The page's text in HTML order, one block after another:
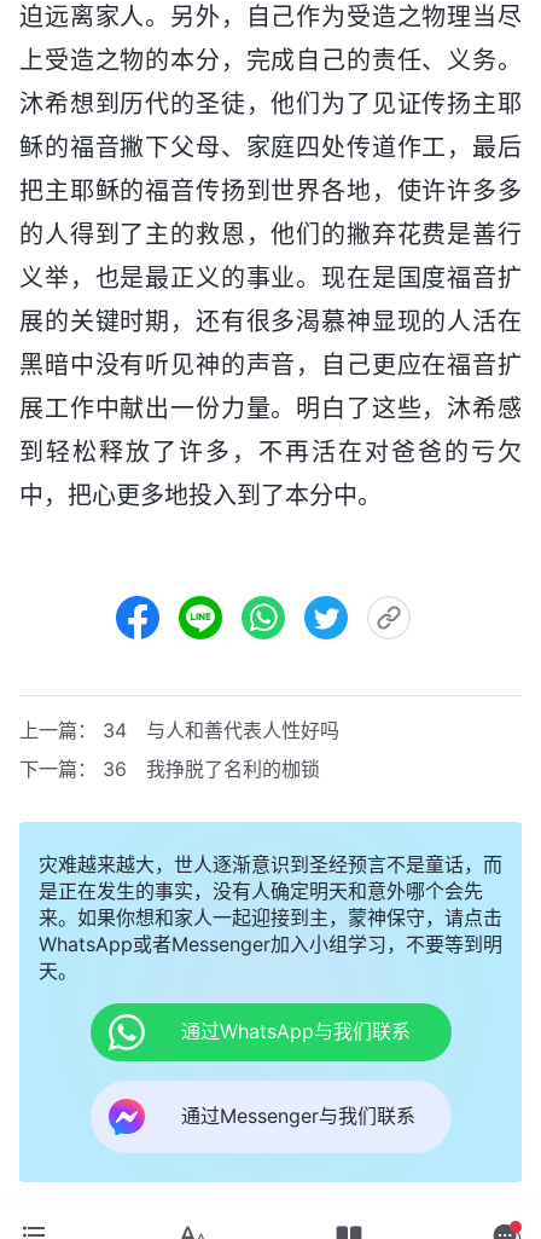
迫远离家人。另外，自己作为受造之物理当尽
上受造之物的本分，完成自己的责任、义务。
沐希想到历代的圣徒，他们为了见证传扬主耶
稣的福音撇下父母、家庭四处传道作工，最后
把主耶稣的福音传扬到世界各地，使许许多多
的人得到了主的救恩，他们的撇弃花费是善行
义举，也是最正义的事业。现在是国度福音扩
展的关键时期，还有很多渴慕神显现的人活在
黑暗中没有听见神的声音，自己更应在福音扩
展工作中献出一份力量。明白了这些，沐希感
到轻松释放了许多，不再活在对爸爸的亏欠
中，把心更多地投入到了本分中。
上一篇： 34 与人和善代表人性好吗
下一篇： 36 我挣脱了名利的枷锁
灾难越来越大，世人逐渐意识到圣经预言不是童话，而
是正在发生的事实，没有人确定明天和意外哪个会先
来。如果你想和家人一起迎接到主，蒙神保守，请点击
WhatsApp或者Messenger加入小组学习，不要等到明
天。
通过WhatsApp与我们联系
通过Messenger与我们联系